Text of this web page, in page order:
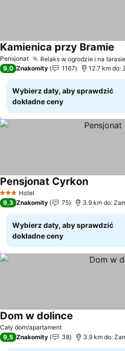
Pensjonat Relaks w ogrodzie i na tarasie
Kamienica przy Bramie
9,0 Znakomity 1167 12.7 km do:
Wybierz daty, aby sprawdzić
dokładne ceny
3 Kategoria
Hotel
Pensjonat CyrkonWyświetl
9,3 Znakomity 75 3.9 km do:
Wybierz daty, aby sprawdzić
dokładne ceny
Cały dom/apartament
Dom w dolince
9,5 Znakomity 38 3.9 km do: